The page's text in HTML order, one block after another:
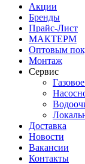
Акции
Бренды
Прайс-Лист
МАКТЕРМ
Оптовым
Монтаж
Сервис
Доставка
Новости
Вакансии
Контакты